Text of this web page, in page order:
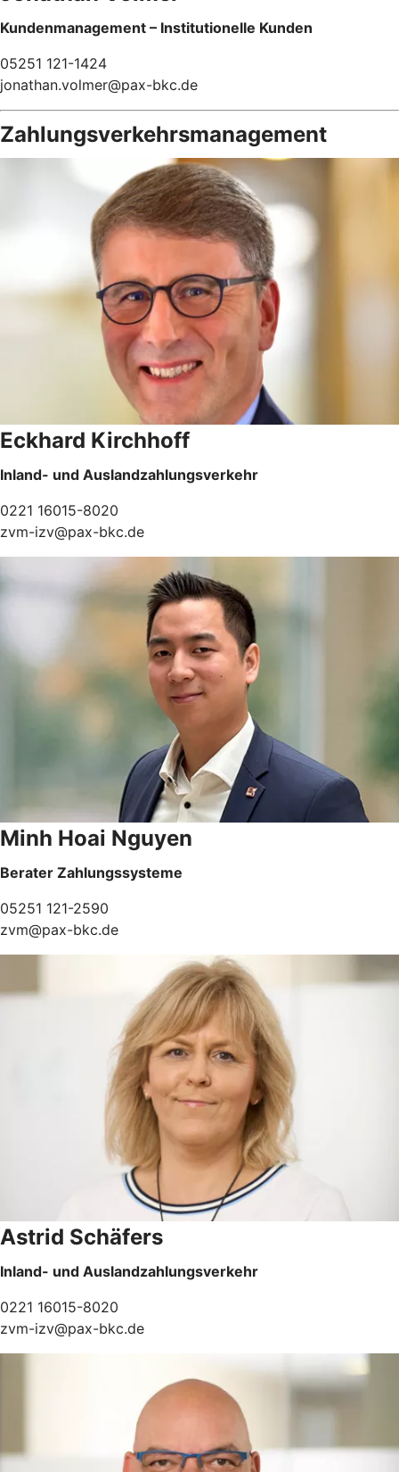
Kundenmanagement – Institutionelle Kunden
05251 121-1424
jonathan.volmer@pax-bkc.de
Zahlungsverkehrsmanagement
Eckhard Kirchhoff
Inland- und Auslandzahlungsverkehr
0221 16015-8020
zvm-izv@pax-bkc.de
Minh Hoai Nguyen
Berater Zahlungssysteme
05251 121-2590
zvm@pax-bkc.de
Astrid Schäfers
Inland- und Auslandzahlungsverkehr
0221 16015-8020
zvm-izv@pax-bkc.de